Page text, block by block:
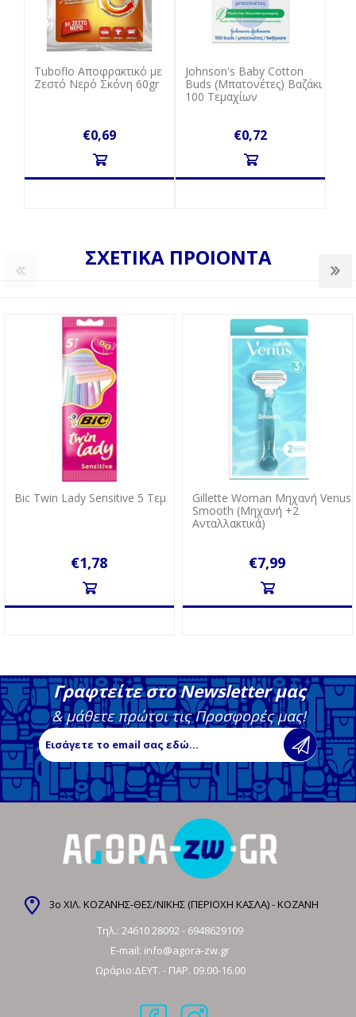
Tuboflo Αποφρακτικό με
Ζεστό Νερό Σκόνη 60gr
€0,69
Johnson's Baby Cotton
Buds (Μπατονέτες) Βαζάκι
100 Τεμαχίων
€0,72
ΣΧΕΤΙΚΑ ΠΡΟΙΟΝΤΑ
Bic Twin Lady Sensitive 5 Τεμ
€1,78
Gillette Woman Mηχανή Venus
Smooth (Mηχανή +2
Aνταλλακτικά)
€7,99
Γραφτείτε στο Newsletter μας
& μάθετε πρώτοι τις Προσφορές μας!
3ο ΧΙΛ. ΚΟΖΑΝΗΣ-ΘΕΣ/ΝΙΚΗΣ (ΠΕΡΙΟΧΗ ΚΑΣΛΑ) - ΚΟΖΑΝΗ
Τηλ.: 24610 28092- 6948629109
E-mail: info@agora-zw.gr
Ωράριο:ΔΕΥΤ. - ΠΑΡ. 09.00-16.00